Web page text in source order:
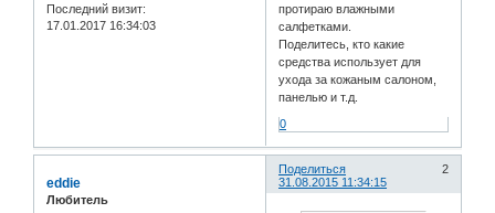
Последний визит:
17.01.2017 16:34:03
протираю влажными
салфетками.
Поделитесь, кто какие
средства использует для
ухода за кожаным салоном,
панелью и т.д.
0
Поделиться
2
31.08.2015 11:34:15
eddie
Любитель